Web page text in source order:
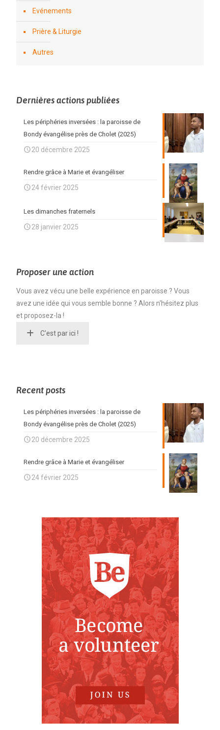
Evénements
Prière & Liturgie
Autres
Dernières actions publiées
Les périphéries inversées : la paroisse de
Bondy évangélise près de Cholet (2025)
20 décembre 2025
Rendre grâce à Marie et évangéliser
24 février 2025
Les dimanches fraternels
28 janvier 2025
Proposer une action
Vous avez vécu une belle expérience en paroisse ? Vous
avez une idée qui vous semble bonne ? Alors n'hésitez plus
et proposez-la !
C'est par ici !
Recent posts
Les périphéries inversées : la paroisse de
Bondy évangélise près de Cholet (2025)
20 décembre 2025
Rendre grâce à Marie et évangéliser
24 février 2025